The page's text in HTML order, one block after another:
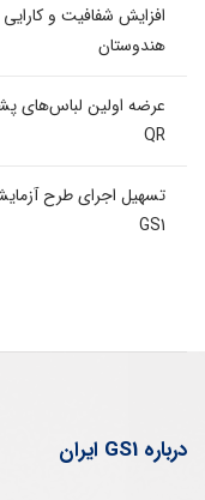
افزایش شفافیت و
هندوستان
عرضه اولین لباس‌های
QR
GS1
درباره GS1 ایران